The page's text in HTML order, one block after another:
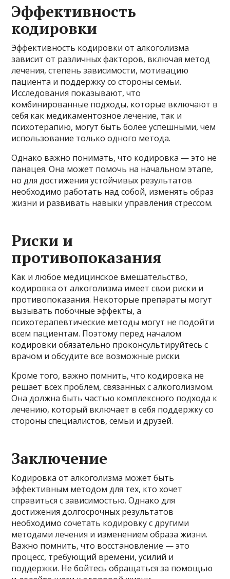
Эффективность
кодировки
Эффективность кодировки от алкоголизма
зависит от различных факторов, включая метод
лечения, степень зависимости, мотивацию
пациента и поддержку со стороны семьи.
Исследования показывают, что
комбинированные подходы, которые включают в
себя как медикаментозное лечение, так и
психотерапию, могут быть более успешными, чем
использование только одного метода.
Однако важно понимать, что кодировка — это не
панацея. Она может помочь на начальном этапе,
но для достижения устойчивых результатов
необходимо работать над собой, изменять образ
жизни и развивать навыки управления стрессом.
Риски и
противопоказания
Как и любое медицинское вмешательство,
кодировка от алкоголизма имеет свои риски и
противопоказания. Некоторые препараты могут
вызывать побочные эффекты, а
психотерапевтические методы могут не подойти
всем пациентам. Поэтому перед началом
кодировки обязательно проконсультируйтесь с
врачом и обсудите все возможные риски.
Кроме того, важно помнить, что кодировка не
решает всех проблем, связанных с алкоголизмом.
Она должна быть частью комплексного подхода к
лечению, который включает в себя поддержку со
стороны специалистов, семьи и друзей.
Заключение
Кодировка от алкоголизма может быть
эффективным методом для тех, кто хочет
справиться с зависимостью. Однако для
достижения долгосрочных результатов
необходимо сочетать кодировку с другими
методами лечения и изменением образа жизни.
Важно помнить, что восстановление — это
процесс, требующий времени, усилий и
поддержки. Не бойтесь обращаться за помощью